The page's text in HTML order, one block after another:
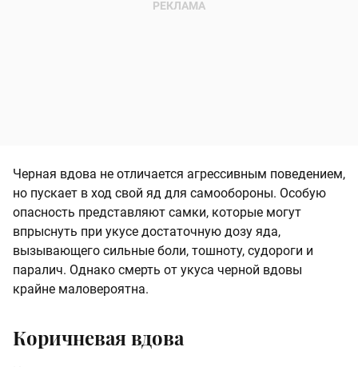
Черная вдова не отличается агрессивным поведением,
но пускает в ход свой яд для самообороны. Особую
опасность представляют самки, которые могут
впрыснуть при укусе достаточную дозу яда,
вызывающего сильные боли, тошноту, судороги и
паралич. Однако смерть от укуса черной вдовы
крайне маловероятна.
Коричневая вдова